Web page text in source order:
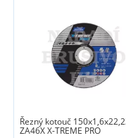
Řezný kotouč
ZA46X X-TREME PRO